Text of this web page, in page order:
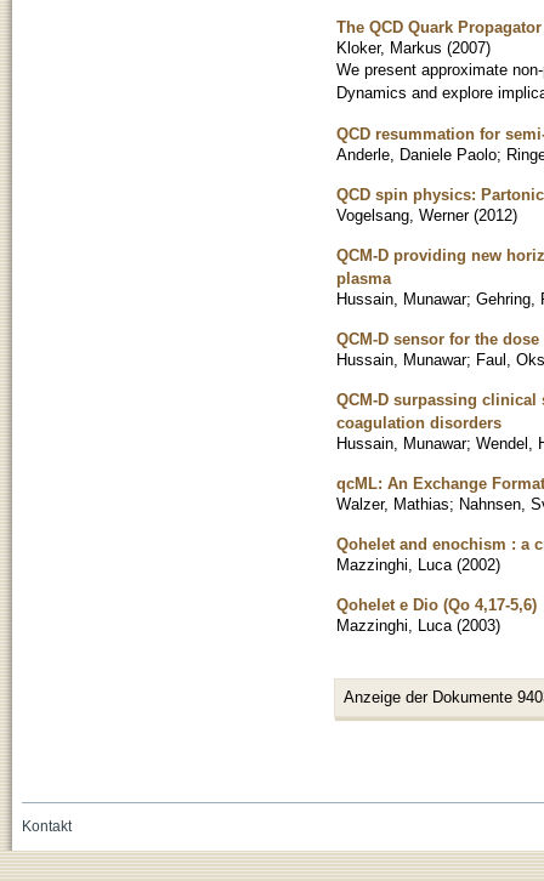
The QCD Quark
Kloker, Markus (2007)
We present approximate
Dynamics and explore
QCD resummation for
Anderle, Daniele Paolo;
QCD spin physics:
Vogelsang, Werner (2012)
QCM-D providing new
plasma
Hussain, Munawar; Gehring,
QCM-D sensor for the
Hussain, Munawar; Faul,
QCM-D surpassing
coagulation disorders
Hussain, Munawar; Wendel,
qcML: An Exchange
Walzer, Mathias; Nahnsen,
Qohelet and enochism : a
Mazzinghi, Luca (2002)
Qohelet e Dio (Qo 4,17-5,6)
Mazzinghi, Luca (2003)
Anzeige der Dokumente
Kontakt